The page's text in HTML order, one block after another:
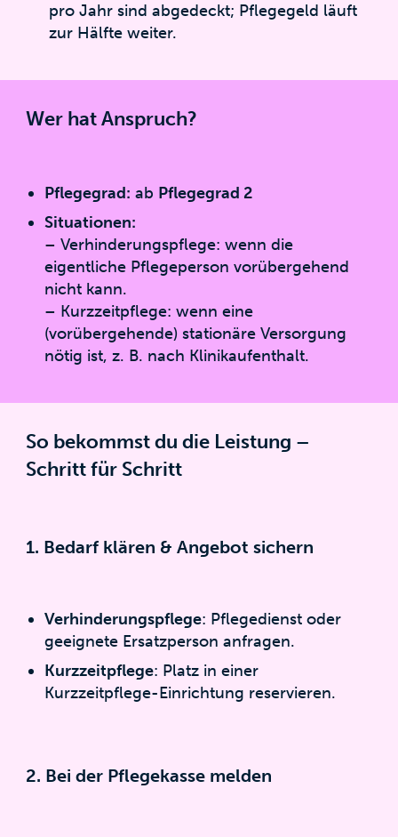
pro Jahr sind abgedeckt; Pflegegeld läuft
zur Hälfte weiter.
Wer hat Anspruch?
Pflegegrad: ab Pflegegrad 2
Situationen:
– Verhinderungspflege: wenn die
eigentliche Pflegeperson vorübergehend
nicht kann.
– Kurzzeitpflege: wenn eine
(vorübergehende) stationäre Versorgung
nötig ist, z. B. nach Klinikaufenthalt.
So bekommst du die Leistung –
Schritt für Schritt
1. Bedarf klären & Angebot sichern
Verhinderungspflege: Pflegedienst oder
geeignete Ersatzperson anfragen.
Kurzzeitpflege: Platz in einer
Kurzzeitpflege-Einrichtung reservieren.
2. Bei der Pflegekasse melden